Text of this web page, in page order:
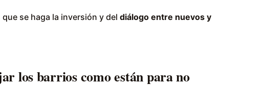
se haga la inversión y del diálogo entre nuevos y
los barrios como están para no